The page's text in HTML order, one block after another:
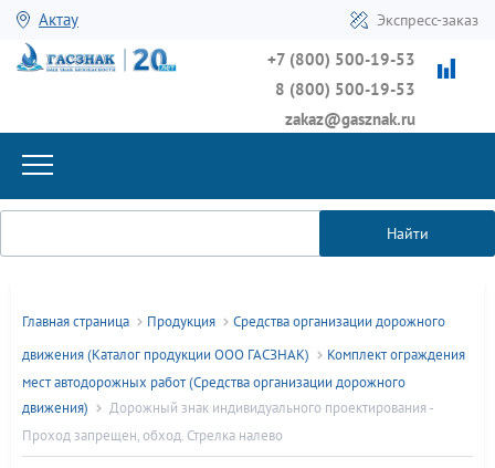
Актау Экспресс-заказ
+7 (800) 500-19-53
8 (800) 500-19-53
zakaz@gasznak.ru
Найти
Главная страница Продукция
Средства организации дорожного
движения (Каталог продукции ООО ГАСЗНАК)
Комплект ограждения
мест автодорожных работ (Средства организации дорожного
движения)
Дорожный знак индивидуального проектирования -
Проход запрещен, обход. Стрелка налево